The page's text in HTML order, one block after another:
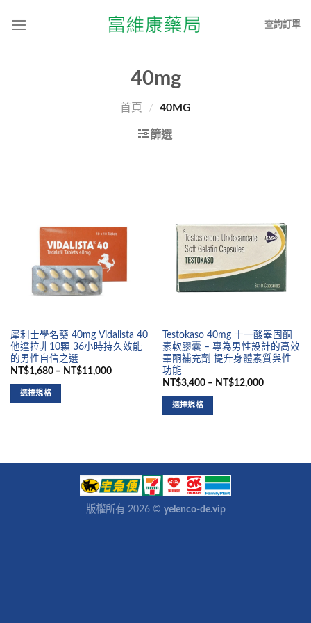
查詢訂單
40mg
首頁 / 40MG
篩選
犀利士學名藥 40mg Vidalista 40
他達拉非10顆 36小時持久效能
的男性自信之選
NT$1,680 – NT$11,000
選擇規格
Testokaso 40mg 十一酸睪固酮
素軟膠囊 – 專為男性設計的高效
睪酮補充劑 提升身體素質與性
功能
NT$3,400 – NT$12,000
選擇規格
版權所有 2026 © yelenco-de.vip